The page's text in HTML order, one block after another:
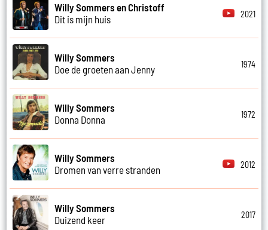
Willy Sommers en Christoff
Dit is mijn huis
2021
Willy Sommers
Doe de groeten aan Jenny
1974
Willy Sommers
Donna Donna
1972
Willy Sommers
Dromen van verre stranden
2012
Willy Sommers
Duizend keer
2017